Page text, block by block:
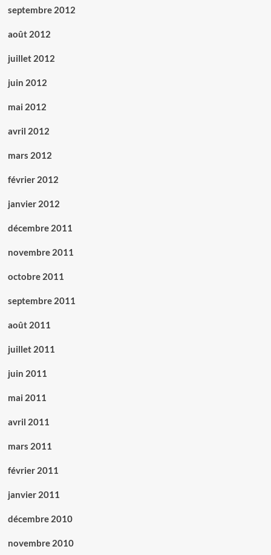
septembre 2012
août 2012
juillet 2012
juin 2012
mai 2012
avril 2012
mars 2012
février 2012
janvier 2012
décembre 2011
novembre 2011
octobre 2011
septembre 2011
août 2011
juillet 2011
juin 2011
mai 2011
avril 2011
mars 2011
février 2011
janvier 2011
décembre 2010
novembre 2010